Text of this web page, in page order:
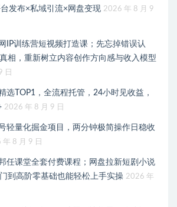
发布×私域引流×网盘变现 2026 年 8 月 9
IP训练营短视频打造课；先忘掉错误认
相，重新树立内容创作方向感与收入模型
日
选TOP1，全流程托管，24小时见收益，
2026 年 8 月 9 日
轻量化掘金项目，两分钟极简操作日稳收
年 8 月 9 日
任课堂全套付费课程；网盘拉新短剧小说
到高阶零基础也能轻松上手实操 2026 年